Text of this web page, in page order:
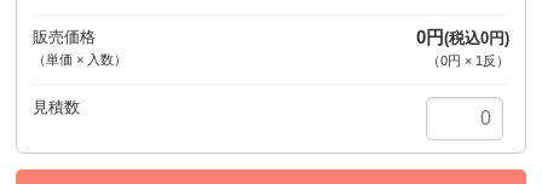
販売価格
（単価 × 入数）
0円(税込0円)
（0円 × 1反 ）
注文数